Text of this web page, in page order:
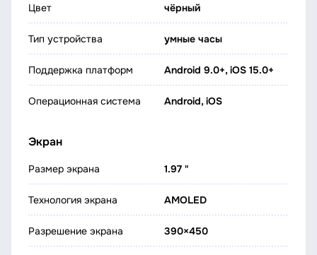
Цвет чёрный
Тип устройства умные часы
Поддержка платформ Android 9.0+, iOS 15.0+
Операционная система Android, iOS
Экран
Размер экрана 1.97 "
Технология экрана AMOLED
Разрешение экрана 390×450